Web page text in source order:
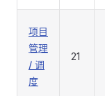
项目
管理
/ 调
度
21